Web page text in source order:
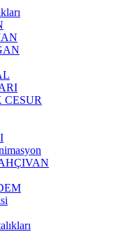
CESUR